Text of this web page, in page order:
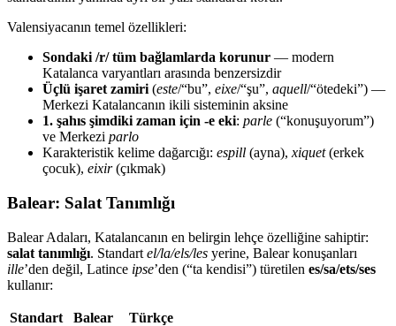
Valensiyacanın temel özellikleri:
Sondaki /r/ tüm bağlamlarda korunur — modern
Katalanca varyantları arasında benzersizdir
Üçlü işaret zamiri (este/“bu”, eixe/“şu”, aquell/“ötedeki”) —
Merkezi Katalancanın ikili sisteminin aksine
1. şahıs şimdiki zaman için -e eki: parle (“konuşuyorum”)
ve Merkezi parlo
Karakteristik kelime dağarcığı: espill (ayna), xiquet(erkek
çocuk), eixir(çıkmak)
Balear: Salat Tanımlığı
Balear Adaları, Katalancanın en belirgin lehçe özelliğine sahiptir:
salat tanımlığı. Standart el/la/els/les yerine, Balear konuşanları
ille’den değil, Latince ipse’den (“ta kendisi”) türetilen es/sa/ets/ses
kullanır:
Standart Balear
Türkçe